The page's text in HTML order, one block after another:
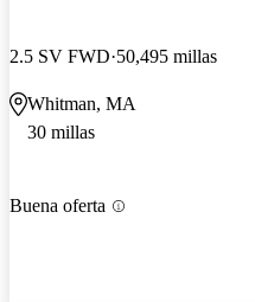
2.5 SV FWD 50,495 millas
Whitman, MA
30 millas
Buena oferta